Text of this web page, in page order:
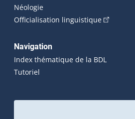
Néologie
Officialisation linguistique(Cet
Navigation
Index thématique de la BDL
Tutoriel